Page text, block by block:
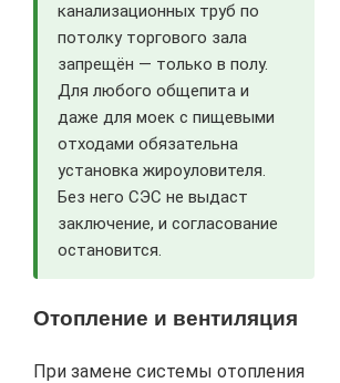
канализационных труб по
потолку торгового зала
запрещён — только в полу.
Для любого общепита и
даже для моек с пищевыми
отходами обязательна
установка жироуловителя.
Без него СЭС не выдаст
заключение, и согласование
остановится.
Отопление и вентиляция
При замене системы отопления